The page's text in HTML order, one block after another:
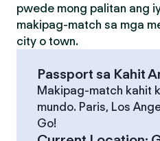
pwede mong palitan ang
makipag-match sa mga
city o town.
Passport sa Kahit
Makipag-match kahit
mundo. Paris, Los
Go!